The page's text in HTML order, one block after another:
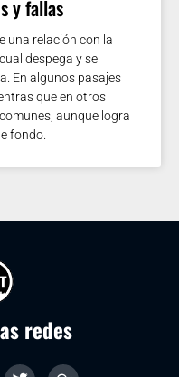
y fallas
una relación con la
despega y se
En algunos pasajes
que en otros
aunque logra
fondo.
redes